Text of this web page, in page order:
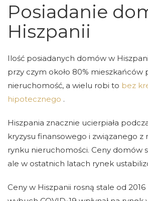
Posiadanie
Hiszpanii
Ilość posiadanych domów w
przy czym około 80% mieszkańców
nieruchomość, a wielu robi to bez
hipotecznego .
Hiszpania znacznie ucierpiała
kryzysu finansowego i związanego z
rynku nieruchomości. Ceny domów
ale w ostatnich latach rynek
Ceny w Hiszpanii rosną stale od 2016